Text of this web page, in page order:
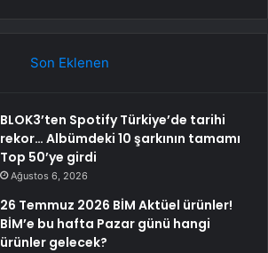
Son Eklenen
BLOK3’ten Spotify Türkiye’de tarihi
rekor… Albümdeki 10 şarkının tamamı
Top 50’ye girdi
Ağustos 6, 2026
26 Temmuz 2026 BİM Aktüel ürünler!
BİM’e bu hafta Pazar günü hangi
ürünler gelecek?